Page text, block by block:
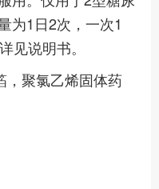
为1日2次，一次1
见说明书。
聚氯乙烯固体药